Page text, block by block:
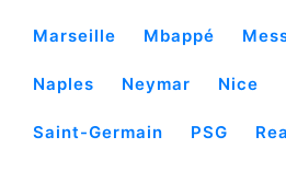
Marseille Mbappé
Naples Neymar Nice
Saint-Germain PSG